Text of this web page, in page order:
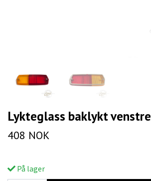
Lykteglass baklykt venstre
408 NOK
På lager